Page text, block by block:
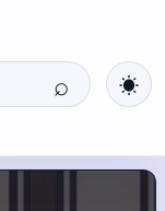
⌕ ☀